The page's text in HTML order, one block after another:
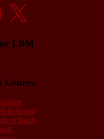
X
LBM
Genres:
& Serien
Buch